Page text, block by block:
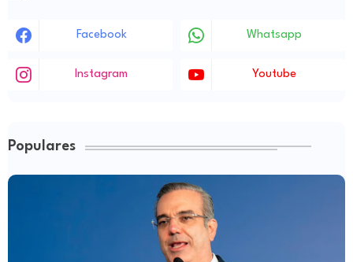
Facebook Whatsapp
Instagram Youtube
Populares